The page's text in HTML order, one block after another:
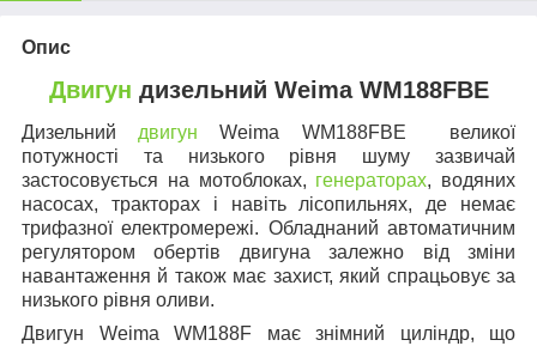
Опис
Двигун дизельний Weima WM188FBE
ДизельнийдвигунWeima WM188FBE великої
потужності та низького рівня шуму зазвичай
застосовується на мотоблоках, генераторах, водяних
насосах, тракторах і навіть лісопильнях, де немає
трифазної електромережі. Обладнаний автоматичним
регулятором обертів двигуна залежно від зміни
навантаження й також має захист, який спрацьовує за
низького рівня оливи.
Двигун Weima WM188F має знімний циліндр, що